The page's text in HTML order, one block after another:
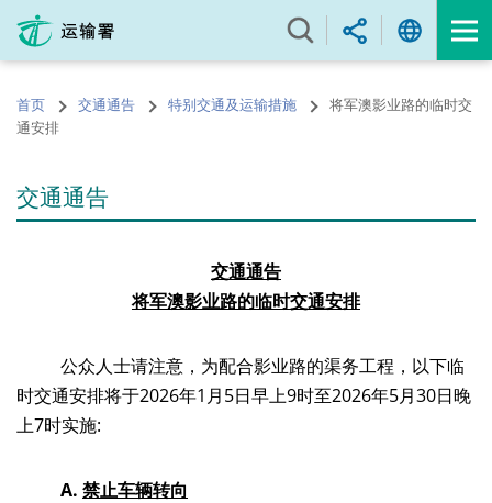
内
的
开
首页 交通通告 特别交通及运输措施
将军澳影业路的临时交
通安排
交通通告
交通通告
将军澳影业路的临时交通安排
公众人士请注意，为配合影业路的渠务工程，以下临
时交通安排将于2026年1月5日早上9时⾄2026年5月30日晚
上7时实施:
A. 禁止车辆转向